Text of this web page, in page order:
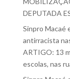
DEPUTADA
Sinpro Macaé
antirracista
ARTIGO: 13
escolas, nas